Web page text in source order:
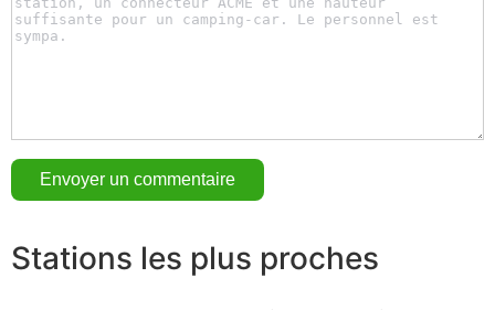
Stations les plus proches